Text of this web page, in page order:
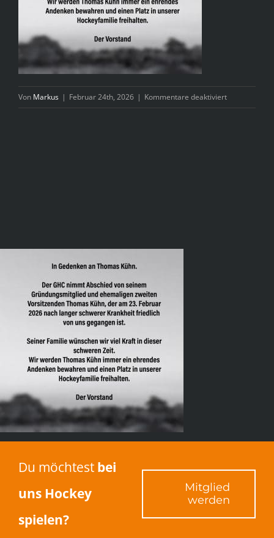
Von Markus | Februar 24th, 2026 | Kommentare deaktiviertfür
WhatsApp
Du möchtest bei
uns Hockey
spielen?
Mitglied
werden